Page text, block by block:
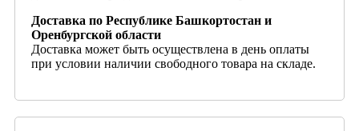
Доставка по Республике Башкортостан и
Оренбургской области
Доставка может быть осуществлена в день оплаты
при условии наличии свободного товара на складе.